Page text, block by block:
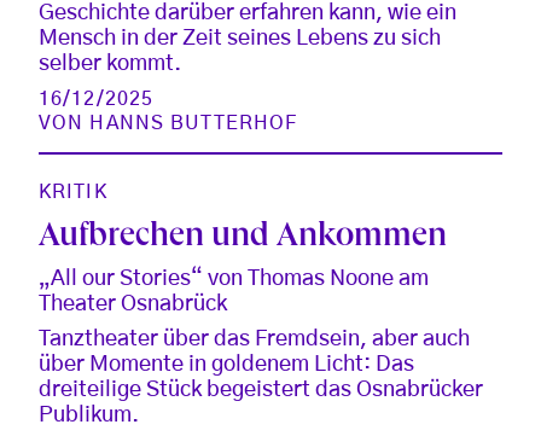
Geschichte darüber erfahren kann, wie ein
Mensch in der Zeit seines Lebens zu sich
selber kommt.
16/12/2025
VON
HANNS BUTTERHOF
KRITIK
Aufbrechen und Ankommen
„All our Stories“ von Thomas Noone am
Theater Osnabrück
Tanztheater über das Fremdsein, aber auch
über Momente in goldenem Licht: Das
dreiteilige Stück begeistert das Osnabrücker
Publikum.